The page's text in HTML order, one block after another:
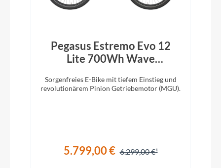
Pegasus Estremo Evo 12
Lite 700Wh Wave
Sorgenfreies E-Bike mit tiefem Einstieg und
revolutionärem Pinion Getriebemotor (MGU).
5.799,00 € 6.299,00 €